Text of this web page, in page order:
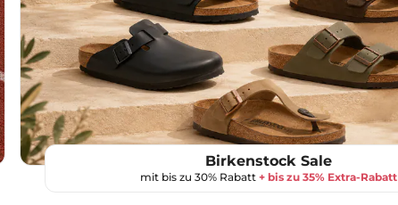
Birkenstock Sale
mit bis zu 30% Rabatt + bis zu 35% Extra-Rabatt